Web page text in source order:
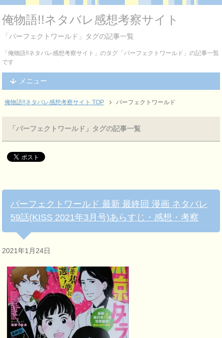
俺物語!!ネタバレ感想考察サイト
「パーフェクトワールド」タグの記事一覧
「俺物語!!ネタバレ感想考察サイト」のタグ「パーフェクトワールド」の記事一覧
です
メニュー
俺物語!!ネタバレ感想考察サイト TOP パーフェクトワールド
「パーフェクトワールド」タグの記事一覧
パーフェクトワールド 最新 最終回 漫画 ネタバレ
59話(KISS 2021年3月号)あらすじ・感想・考察
2021年1月24日